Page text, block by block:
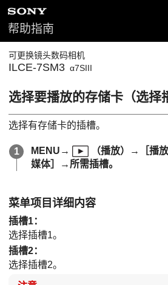
帮助指南
可更换镜头数码相机
ILCE-7SM3 α7SIII
选择要播放的存储卡（选择
选择有存储卡的插槽。
MENU → （播放）→ ［播
媒体］
→所需插槽。
菜单项目详细内容
插槽1：
选择插槽1。
插槽2：
选择插槽2。